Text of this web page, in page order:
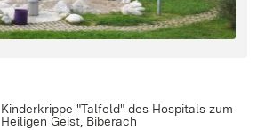
Kinderkrippe "Talfeld" des Hospitals zum
Heiligen Geist, Biberach